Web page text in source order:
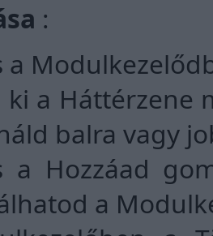
:
a
ki a
balra vagy
a Hozzáad
a